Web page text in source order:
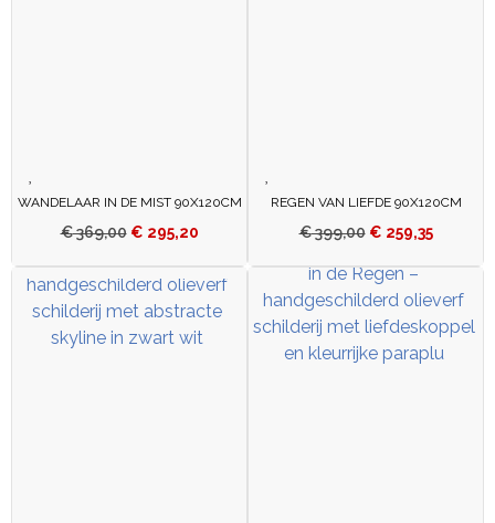
WANDELAAR IN DE MIST 90X120CM
€369,00 € 295,20
REGEN VAN LIEFDE 90X120CM
€399,00 € 259,35